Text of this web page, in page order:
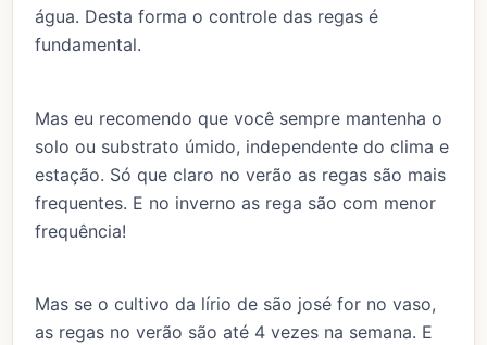
água. Desta forma o controle das regas é
fundamental.
Mas eu recomendo que você sempre mantenha o
solo ou substrato úmido, independente do clima e
estação. Só que claro no verão as regas são mais
frequentes. E no inverno as rega são com menor
frequência!
Mas se o cultivo da lírio de são josé for no vaso,
as regas no verão são até 4 vezes na semana. E